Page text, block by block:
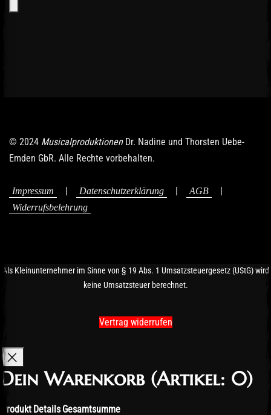
© 2024 MusicalproduktionenDr. Nadine und Thorsten Uebe-
Emden GbR. Alle Rechte vorbehalten.
Impressum Datenschutzerklärung AGB
Widerrufsbelehrung
Als Kleinunternehmer im Sinne von § 19 Abs. 1 Umsatzsteuergesetz (UStG) wird
keine Umsatzsteuer berechnet.
Vertrag widerrufen
Dein Warenkorb (Artikel: 0)
Produkt Details Gesamtsumme